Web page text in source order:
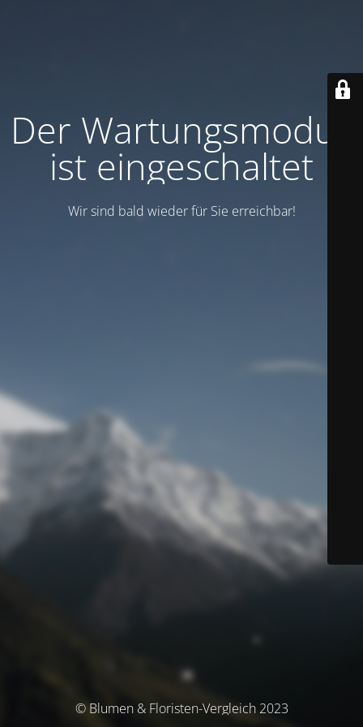
Der Wartungsmodus
ist eingeschaltet
Wir sind bald wieder für Sie erreichbar!
© Blumen & Floristen-Vergleich 2023